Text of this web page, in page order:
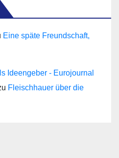
Eine späte Freundschaft,
Ideengeber - Eurojournal
Fleischhauer über die